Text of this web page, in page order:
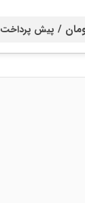
پیش پرداخت